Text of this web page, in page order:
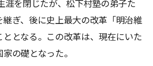
涯を閉じたが、松下村塾の弟子た
継ぎ、後に史上最大の改革「明治維
ととなる。この改革は、現在にいた
の礎となった。